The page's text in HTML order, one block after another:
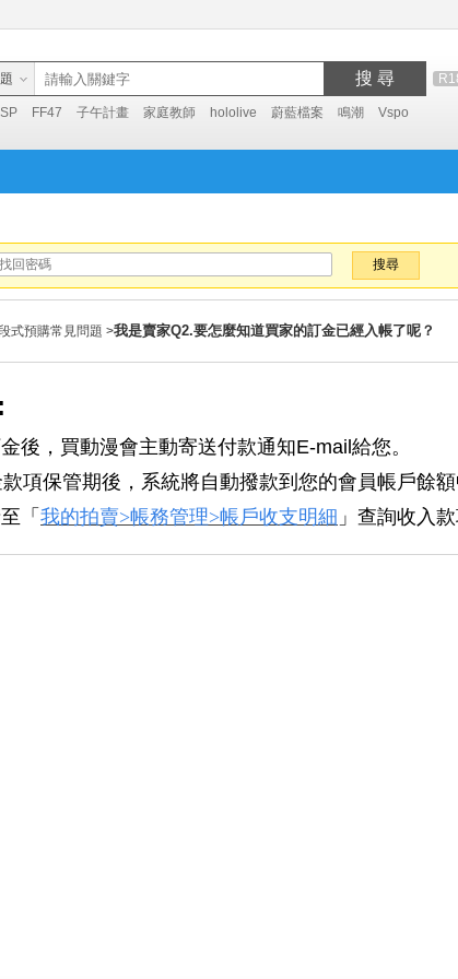
搜 尋
FF47 子午計畫 家庭教師 hololive 蔚藍檔案 鳴潮 Vspo
搜尋
式預購常見問題 >我是賣家Q2.要怎麼知道買家的訂金已經入帳了呢？
後，買動漫會主動寄送付款通知E-mail給您。
項保管期後，系統將自動撥款到您的會員帳戶餘
「 我的拍賣>帳務管理>帳戶收支明細 」查詢收入